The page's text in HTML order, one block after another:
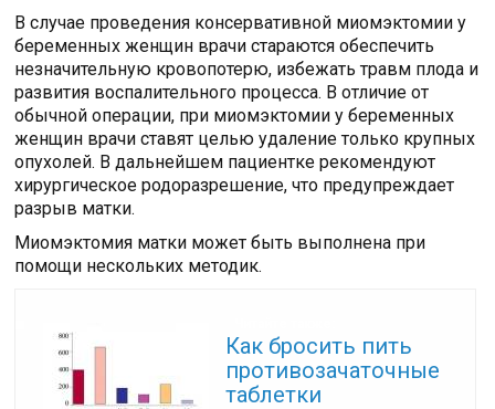
В случае проведения консервативной миомэктомии у
беременных женщин врачи стараются обеспечить
незначительную кровопотерю, избежать травм плода и
развития воспалительного процесса. В отличие от
обычной операции, при миомэктомии у беременных
женщин врачи ставят целью удаление только крупных
опухолей. В дальнейшем пациентке рекомендуют
хирургическое родоразрешение, что предупреждает
разрыв матки.
Миомэктомия матки может быть выполнена при
помощи нескольких методик.
Как бросить пить
противозачаточные
таблетки